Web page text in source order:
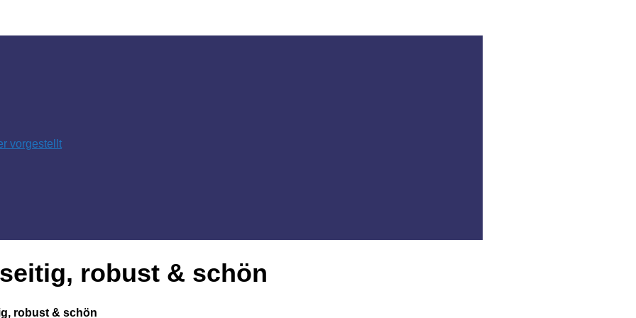
vorgestellt
robust & schön
robust & schön